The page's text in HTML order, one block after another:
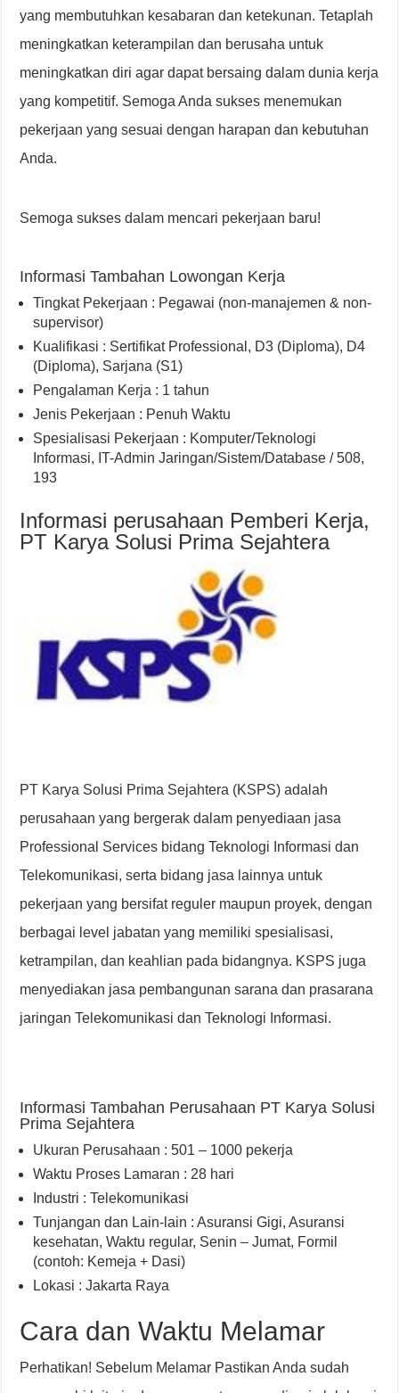
yang membutuhkan kesabaran dan ketekunan. Tetaplah
meningkatkan keterampilan dan berusaha untuk
meningkatkan diri agar dapat bersaing dalam dunia kerja
yang kompetitif. Semoga Anda sukses menemukan
pekerjaan yang sesuai dengan harapan dan kebutuhan
Anda.
Semoga sukses dalam mencari pekerjaan baru!
Informasi Tambahan Lowongan Kerja
Tingkat Pekerjaan : Pegawai (non-manajemen & non-
supervisor)
Kualifikasi : Sertifikat Professional, D3 (Diploma), D4
(Diploma), Sarjana (S1)
Pengalaman Kerja : 1 tahun
Jenis Pekerjaan : Penuh Waktu
Spesialisasi Pekerjaan : Komputer/Teknologi
Informasi, IT-Admin Jaringan/Sistem/Database / 508,
193
Informasi perusahaan Pemberi Kerja,
PT Karya Solusi Prima Sejahtera
PT Karya Solusi Prima Sejahtera (KSPS) adalah
perusahaan yang bergerak dalam penyediaan jasa
Professional Services bidang Teknologi Informasi dan
Telekomunikasi, serta bidang jasa lainnya untuk
pekerjaan yang bersifat reguler maupun proyek, dengan
berbagai level jabatan yang memiliki spesialisasi,
ketrampilan, dan keahlian pada bidangnya. KSPS juga
menyediakan jasa pembangunan sarana dan prasarana
jaringan Telekomunikasi dan Teknologi Informasi.
Informasi Tambahan Perusahaan PT Karya Solusi
Prima Sejahtera
Ukuran Perusahaan : 501 – 1000 pekerja
Waktu Proses Lamaran : 28 hari
Industri : Telekomunikasi
Tunjangan dan Lain-lain : Asuransi Gigi,Asuransi
kesehatan,Waktu regular, Senin – Jumat, Formil
(contoh: Kemeja + Dasi)
Lokasi : Jakarta Raya
Cara dan Waktu Melamar
Perhatikan! Sebelum Melamar Pastikan Anda sudah